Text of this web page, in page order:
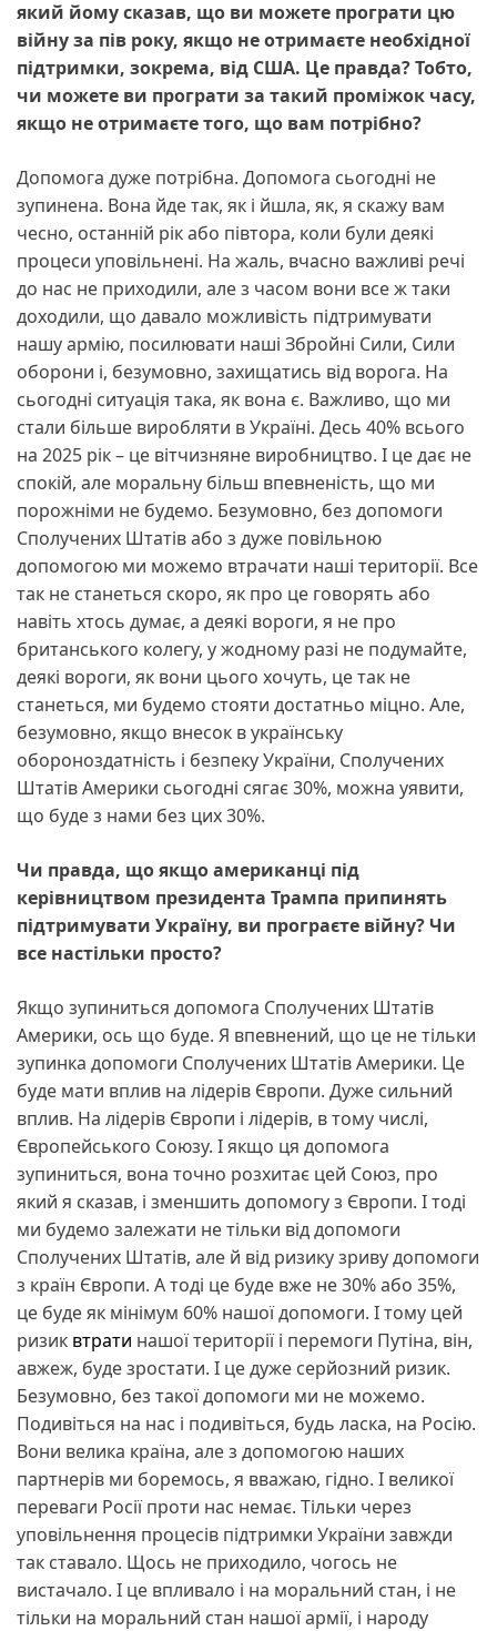
який йому сказав, що ви можете програти цю
війну за пів року, якщо не отримаєте необхідної
підтримки, зокрема, від США. Це правда? Тобто,
чи можете ви програти за такий проміжок часу,
якщо не отримаєте того, що вам потрібно?
Допомога дуже потрібна. Допомога сьогодні не
зупинена. Вона йде так, як і йшла, як, я скажу вам
чесно, останній рік або півтора, коли були деякі
процеси уповільнені. На жаль, вчасно важливі речі
до нас не приходили, але з часом вони все ж таки
доходили, що давало можливість підтримувати
нашу армію, посилювати наші Збройні Сили, Сили
оборони і, безумовно, захищатись від ворога. На
сьогодні ситуація така, як вона є. Важливо, що ми
стали більше виробляти в Україні. Десь 40% всього
на 2025 рік – це вітчизняне виробництво. І це дає не
спокій, але моральну більш впевненість, що ми
порожніми не будемо. Безумовно, без допомоги
Сполучених Штатів або з дуже повільною
допомогою ми можемо втрачати наші території. Все
так не станеться скоро, як про це говорять або
навіть хтось думає, а деякі вороги, я не про
британського колегу, у жодному разі не подумайте,
деякі вороги, як вони цього хочуть, це так не
станеться, ми будемо стояти достатньо міцно. Але,
безумовно, якщо внесок в українську
обороноздатність і безпеку України, Сполучених
Штатів Америки сьогодні сягає 30%, можна уявити,
що буде з нами без цих 30%.
Чи правда, що якщо американці під
керівництвом президента Трампа припинять
підтримувати Україну, ви програєте війну? Чи
все настільки просто?
Якщо зупиниться допомога Сполучених Штатів
Америки, ось що буде. Я впевнений, що це не тільки
зупинка допомоги Сполучених Штатів Америки. Це
буде мати вплив на лідерів Європи. Дуже сильний
вплив. На лідерів Європи і лідерів, в тому числі,
Європейського Союзу. І якщо ця допомога
зупиниться, вона точно розхитає цей Союз, про
який я сказав, і зменшить допомогу з Європи. І тоді
ми будемо залежати не тільки від допомоги
Сполучених Штатів, але й від ризику зриву допомоги
з країн Європи. А тоді це буде вже не 30% або 35%,
це буде як мінімум 60% нашої допомоги. І тому цей
ризик втрати нашої території і перемоги Путіна, він,
авжеж, буде зростати. І це дуже серйозний ризик.
Безумовно, без такої допомоги ми не можемо.
Подивіться на нас і подивіться, будь ласка, на Росію.
Вони велика країна, але з допомогою наших
партнерів ми боремось, я вважаю, гідно. І великої
переваги Росії проти нас немає. Тільки через
уповільнення процесів підтримки України завжди
так ставало. Щось не приходило, чогось не
вистачало. І це впливало і на моральний стан, і не
тільки на моральний стан нашої армії, і народу